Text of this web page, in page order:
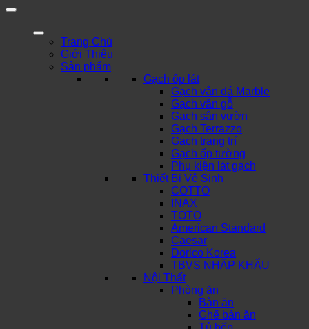
Trang Chủ
Giới Thiệu
Sản phẩm
Gạch ốp lát
Gạch vân đá Marble
Gạch vân gỗ
Gạch sân vườn
Gạch Terrazzo
Gạch trang trí
Gạch ốp tường
Phụ kiện lát gạch
Thiết Bị Vệ Sinh
COTTO
INAX
TOTO
American Standard
Caesar
Dorico Korea
TBVS NHẬP KHẨU
Nội Thất
Phòng ăn
Bàn ăn
Ghế bàn ăn